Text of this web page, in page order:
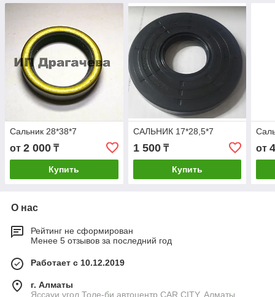
Сальник 28*38*7
от 2 000 ₸
Купить
САЛЬНИК 17*28,5*7
1 500₸
Купить
от
О нас
Рейтинг не сформирован
Менее 5 отзывов за последний год
Работает с 10.12.2019
г. Алматы
Яссауи угол Толе-би автоцентр CAR CITY, Алматы,